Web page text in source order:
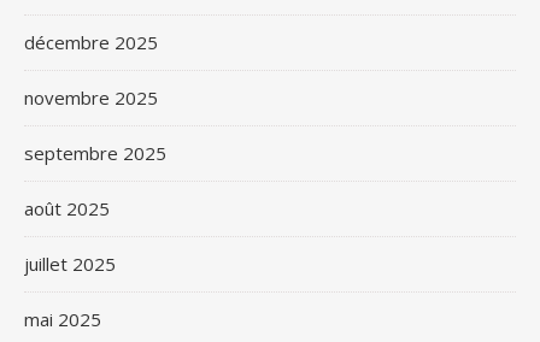
décembre 2025
novembre 2025
septembre 2025
août 2025
juillet 2025
mai 2025